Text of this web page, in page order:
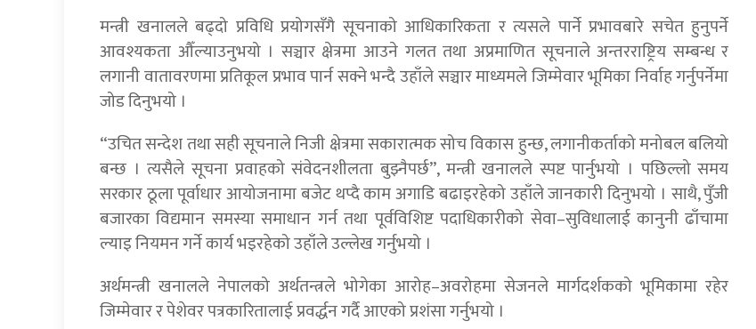
मन्त्री खनालले बढ्दो प्रविधि प्रयोगसँगै सूचनाको आधिकारिकता र त्यसले पार्ने प्रभावबारे सचेत हुनुपर्ने
आवश्यकता औँल्याउनुभयो । सञ्चार क्षेत्रमा आउने गलत तथा अप्रमाणित सूचनाले अन्तरराष्ट्रिय सम्बन्ध र
लगानी वातावरणमा प्रतिकूल प्रभाव पार्न सक्ने भन्दै उहाँले सञ्चार माध्यमले जिम्मेवार भूमिका निर्वाह गर्नुपर्नेमा
जोड दिनुभयो ।
“उचित सन्देश तथा सही सूचनाले निजी क्षेत्रमा सकारात्मक सोच विकास हुन्छ, लगानीकर्ताको मनोबल बलियो
बन्छ । त्यसैले सूचना प्रवाहको संवेदनशीलता बुझ्नैपर्छ”, मन्त्री खनालले स्पष्ट पार्नुभयो । पछिल्लो समय
सरकार ठूला पूर्वाधार आयोजनामा बजेट थप्दै काम अगाडि बढाइरहेको उहाँले जानकारी दिनुभयो । साथै, पुँजी
बजारका विद्यमान समस्या समाधान गर्न तथा पूर्वविशिष्ट पदाधिकारीको सेवा–सुविधालाई कानुनी ढाँचामा
ल्याइ नियमन गर्ने कार्य भइरहेको उहाँले उल्लेख गर्नुभयो ।
अर्थमन्त्री खनालले नेपालको अर्थतन्त्रले भोगेका आरोह–अवरोहमा सेजनले मार्गदर्शकको भूमिकामा रहेर
जिम्मेवार र पेशेवर पत्रकारितालाई प्रवर्द्धन गर्दै आएको प्रशंसा गर्नुभयो ।